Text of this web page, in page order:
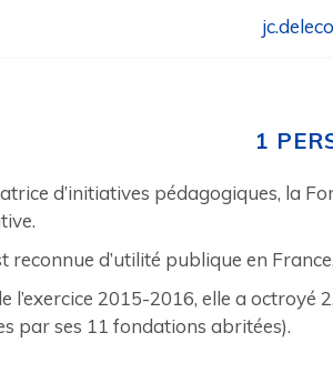
1
d’initiatives pédagogiques, la
reconnue d’utilité publique en
l’exercice 2015-2016, elle a octroyé
par ses 11 fondations abritées).